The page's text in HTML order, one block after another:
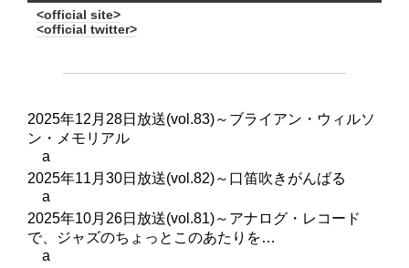
<official site>
<official twitter>
2025年12月28日放送(vol.83)～ブライアン・ウィルソ
ン・メモリアル
a
2025年11月30日放送(vol.82)～口笛吹きがんばる
a
2025年10月26日放送(vol.81)～アナログ・レコード
で、ジャズのちょっとこのあたりを…
a